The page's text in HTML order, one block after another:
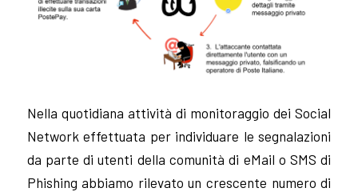
Nella quotidiana attività di monitoraggio dei Social
Network effettuata per individuare le segnalazioni
da parte di utenti della comunità di eMail o SMS di
Phishing abbiamo rilevato un crescente numero di